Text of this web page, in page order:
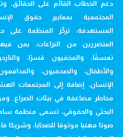
دعم الخطاب القائم على الحقائق،
المجتمعية بمعايير حقوق
المستهدفة: تركّز المنظمة على
المتضررين من النزاعات، بمن
تعسفًا، والمخفيون قسرًا،
والأطفال، والصحفيون،
الإنسان، إضافة إلى المجتمعات
مخاطر مضاعفة في بيئات الصراع.
البحثي والحقوقي، تسعى منظمة
صوتا مهنيا موثوقا للضحايا، وشريكا